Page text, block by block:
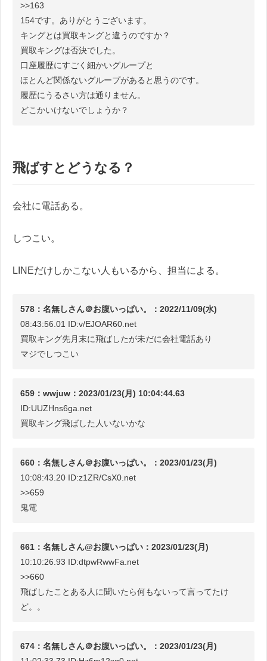
>>163
154です。ありがとうございます。
キングとは買取キングと違うのですか？
買取キングは否決でした。
口座履歴にすごく細かいグループと
ほとんど関係ないグループがあると思うのです。
履歴にうるさい方は通りません。
どこかいけないでしょうか？
飛ばすとどうなる？
会社に電話ある。
しつこい。
LINEだけしかこない人もいるから、担当による。
578：名無しさん＠お腹いっぱい。：2022/11/09(水)
08:43:56.01 ID:v/EJOAR60.net
買取キング先月末に飛ばしたが未だに会社電話あり
マジでしつこい
659：wwjuw：2023/01/23(月) 10:04:44.63
ID:UUZHns6ga.net
買取キング飛ばした人いないかな
660：名無しさん＠お腹いっぱい。：2023/01/23(月)
10:08:43.20 ID:z1ZR/CsX0.net
>>659
鬼電
661：名無しさん@お腹いっぱい：2023/01/23(月)
10:10:26.93 ID:dtpwRwwFa.net
>>660
飛ばしたことある人に聞いたら何もないって言ってたけ
ど。。
674：名無しさん＠お腹いっぱい。：2023/01/23(月)